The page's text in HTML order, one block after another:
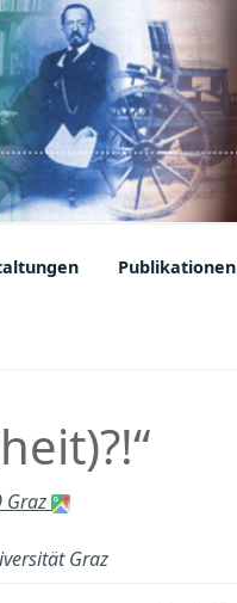
Publikationen
Graz
Graz